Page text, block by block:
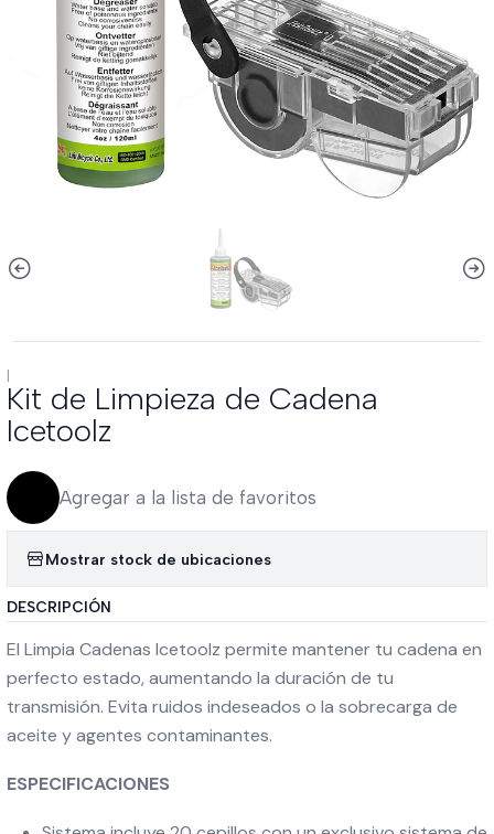
|
Kit de Limpieza de Cadena
Icetoolz
Agregar a la lista de favoritos
Mostrar stock de ubicaciones
DESCRIPCIÓN
El Limpia Cadenas Icetoolz permite mantener tu cadena en
perfecto estado, aumentando la duración de tu
transmisión. Evita ruidos indeseados o la sobrecarga de
aceite y agentes contaminantes.
ESPECIFICACIONES